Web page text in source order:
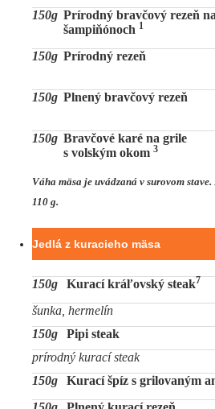
150g Prírodný bravčový rezeň na
šampiňónoch 1
150g Prírodný rezeň
150g Plnený bravčový rezeň
150g Bravčové karé na grile
s volským okom 3
Váha mäsa je uvádzaná v surovom
110 g.
Jedlá z kuracieho mäsa
150g Kurací kráľovský steak7
šunka, hermelín
150g
Pipi steak
prírodný kurací steak
150g
Kurací špíz s grilovaným